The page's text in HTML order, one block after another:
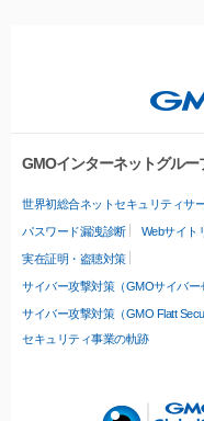
GMOインターネットグル
世界初総合ネットセキュリティサ
パスワード漏洩診断 Webサイト
実在証明・盗聴対策
サイバー攻撃対策（GMOサイバー
サイバー攻撃対策（GMO Flatt
セキュリティ事業の軌跡